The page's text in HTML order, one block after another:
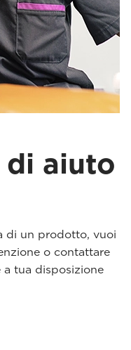
di aiuto
di un prodotto, vuoi
o contattare
a tua disposizione